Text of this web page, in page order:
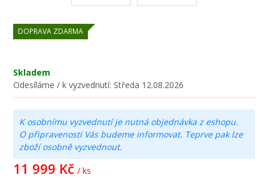
DOPRAVA ZDARMA
Skladem
Odesíláme / k vyzvednutí: Středa 12.08.2026
K osobnímu vyzvednutí je nutná objednávka z eshopu.
O připravenosti Vás budeme informovat. Teprve pak lze
zboží osobně vyzvednout.
11 999 Kč / ks